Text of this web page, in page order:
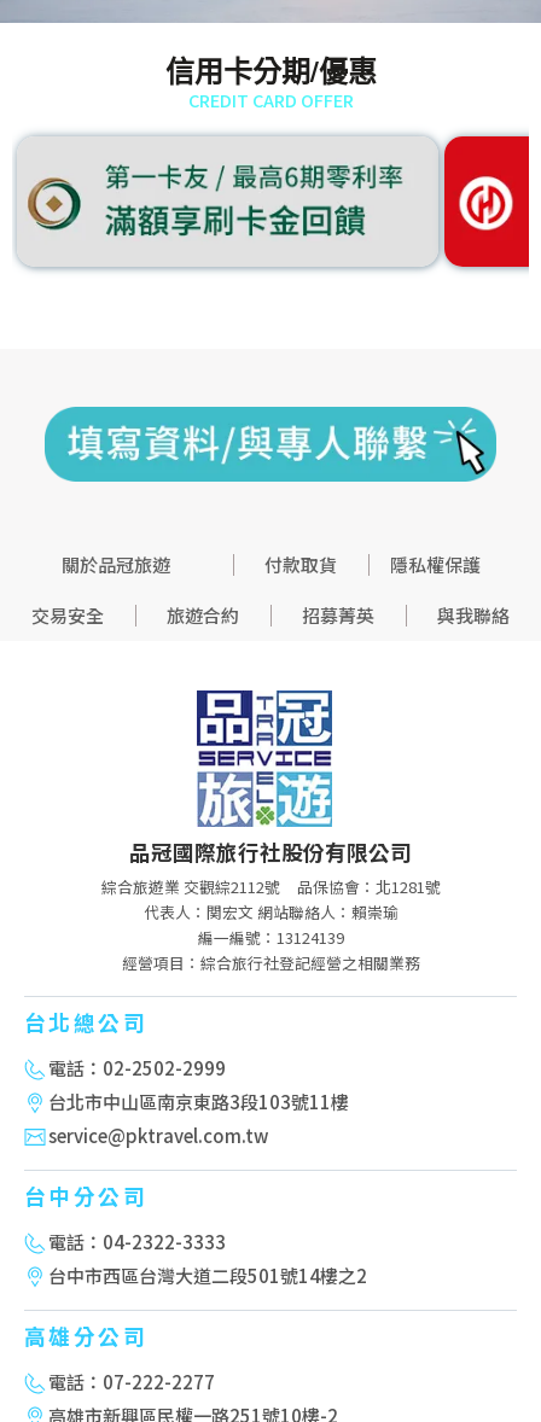
信用卡分期/優惠
CREDIT CARD OFFER
關於品冠旅遊 付款取貨
隱私權保護
交易安全
旅遊合約 招募菁英 與我聯絡
品冠國際旅行社股份有限公司
綜合旅遊業 交觀綜2112號
品保協會：北1281號
代表人：関宏文 網站聯絡人：賴崇瑜
編一編號：13124139
經營項目：綜合旅行社登記經營之相關業務
台北總公司
電話：02-2502-2999
台北市中山區南京東路3段103號11樓
service@pktravel.com.tw
台中分公司
電話：04-2322-3333
台中市西區台灣大道二段501號14樓之2
高雄分公司
電話：07-222-2277
高雄市新興區民權一路251號10樓-2